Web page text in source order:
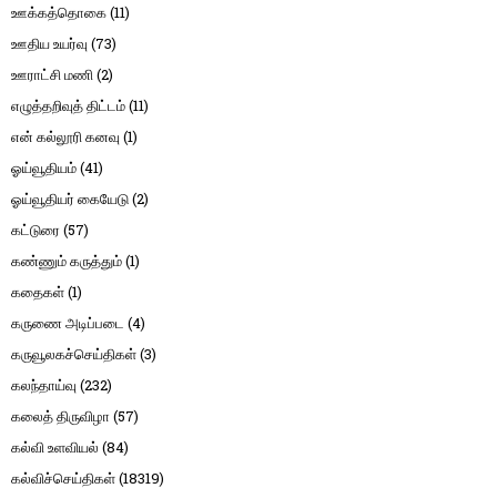
ஊக்கத்தொகை(11)
ஊதிய உயர்வு (73)
ஊராட்சி மணி (2)
எழுத்தறிவுத் திட்டம்(11)
என் கல்லூரி கனவு (1)
ஓய்வூதியம்(41)
ஓய்வூதியர் கையேடு(2)
கட்டுரை (57)
கண்ணும் கருத்தும்(1)
கதைகள்(1)
கருணை அடிப்படை (4)
கருவூலகச்செய்திகள்(3)
கலந்தாய்வு (232)
கலைத் திருவிழா (57)
கல்வி உளவியல் (84)
கல்விச்செய்திகள்(18319)